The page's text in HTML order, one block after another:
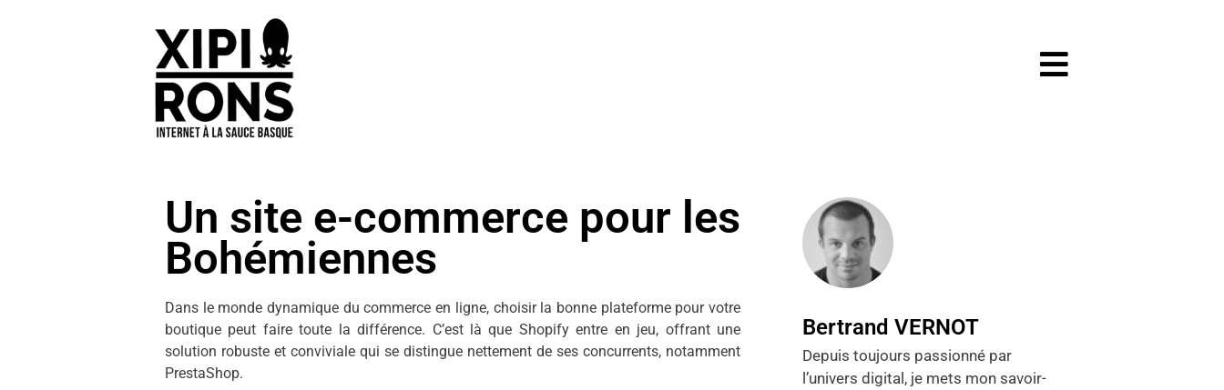
Un site e-commerce pour les
Bohémiennes
Dans le monde dynamique du commerce en ligne, choisir la bonne plateforme pour votre
boutique peut faire toute la différence. C’est là que Shopify entre en jeu, offrant une
solution robuste et conviviale qui se distingue nettement de ses concurrents, notamment
PrestaShop.
Bertrand VERNOT
Depuis toujours passionné par
l’univers digital, je mets mon savoir-